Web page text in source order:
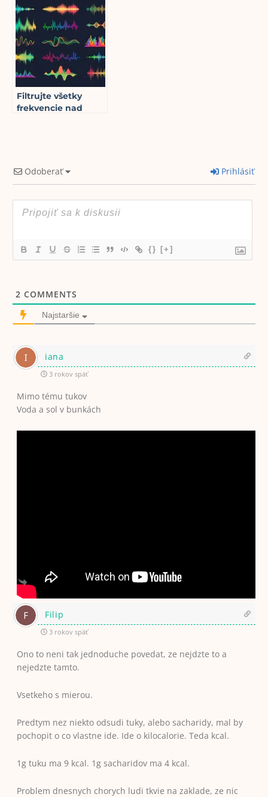
okrem rýb
4min read
Filtrujte všetky
frekvencie nad
Odoberať Prihlásiť
{} [+]
2 COMMENTS
Najstaršie
iana
3 rokov späť
Mimo tému tukov
Voda a sol v bunkách
Odpovedať
Filip
3 rokov späť
Ono to neni tak jednoduche povedat, ze nejdzte to a
nejedzte tamto.
Vsetkeho s mierou.
Predtym nez niekto odsudi tuky, alebo sacharidy, mal by
pochopit o co vlastne ide. Ide o kilocalorie. Teda kcal.
1g tuku ma 9 kcal. 1g sacharidov ma 4 kcal.
Problem dnesnych chorych ludi tkvie na zaklade, ze nic